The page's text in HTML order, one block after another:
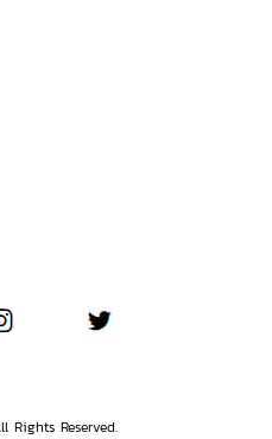
Rights Reserved.